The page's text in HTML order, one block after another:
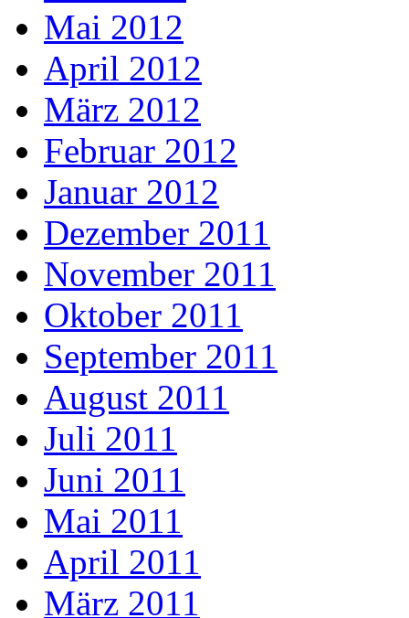
Mai 2012
April 2012
März 2012
Februar 2012
Januar 2012
Dezember 2011
November 2011
Oktober 2011
September 2011
August 2011
Juli 2011
Juni 2011
Mai 2011
April 2011
März 2011